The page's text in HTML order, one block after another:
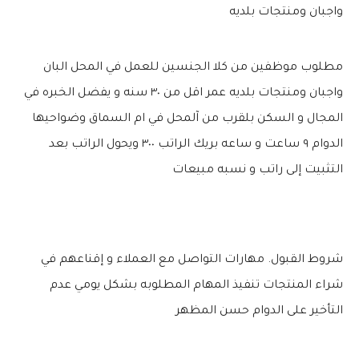
واجبان ومنتجات بلديه
مطلوب موظفين من كلا الجنسين للعمل في المحل البان
واجبان ومنتجات بلديه عمر اقل من ٣٠ سنه و يفضل الخبره في
المجال و السكن بلقرب من آلمحل في ام السماق وضواحيها
الدوام ٩ ساعت و ساعه بريك الراتب ٣٠٠ ويحول الراتب بعد
التثبيت إلى راتب و نسبه مبيعات
شروط القبول. مهارات التواصل مع العملاء و إقناعهم في
شراء المنتجات تنفيذ المهام المطلوبه بشكل يومي عدم
التأخير على الدوام حسن المظهر